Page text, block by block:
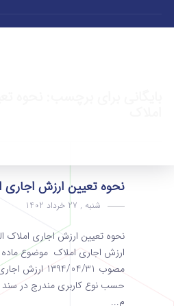
نحوه تعیین ارزش اجاری
شنبه , 27 خرداد 1402
نحوه تعیین ارزش اجاری املاک
مصوب 1394/04/
حسب نوع کاربری مندرج در سند
م...